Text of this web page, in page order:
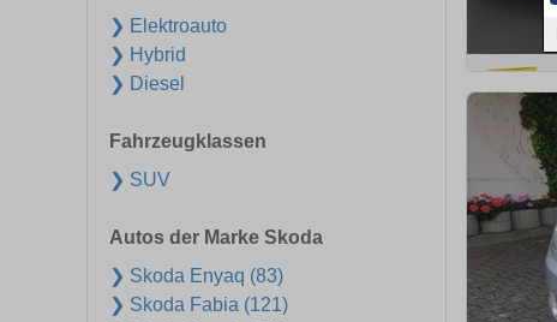
❯ Elektroauto
❯ Hybrid
❯ Diesel
Fahrzeugklassen
❯ SUV
Autos der Marke Skoda
❯ Skoda Enyaq (83)
❯ Skoda Fabia (121)